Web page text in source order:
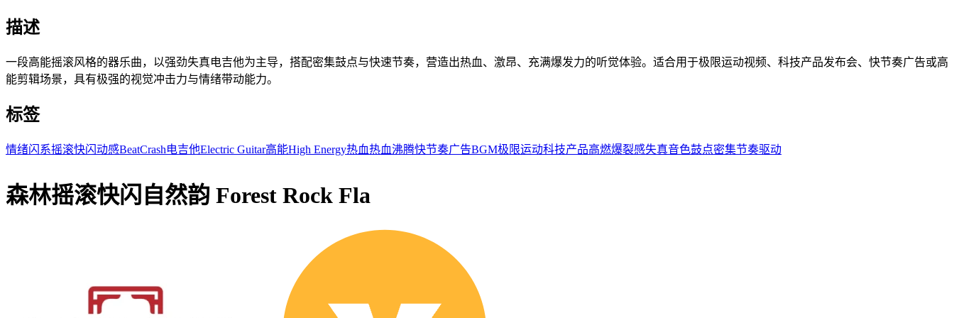
描述
一段高能摇滚风格的器乐曲，以强劲失真电吉他为主导，搭配密集鼓点与快速节奏，营造出热血、激昂、充满爆发力的听觉体验。适合用于极限运动视频、科技产品发布会、快节奏广告或高
能剪辑场景，具有极强的视觉冲击力与情绪带动能力。
标签
情绪闪系摇滚快闪动感BeatCrash电吉他Electric Guitar高能High Energy热血热血沸腾快节奏广告BGM极限运动科技产品高燃爆裂感失真音色鼓点密集节奏驱动
森林摇滚快闪自然韵 Forest Rock Fla